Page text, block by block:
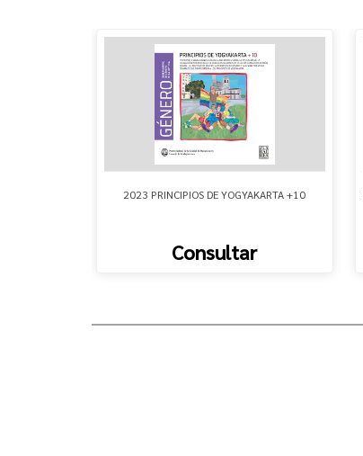
2023 PRINCIPIOS DE YOGYAKARTA +10
Consultar